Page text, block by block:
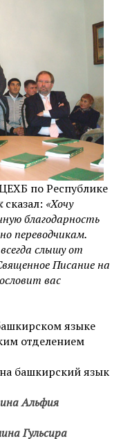
по Республике
сказал: «Хочу
благодарность
переводчикам.
слышу от
Писание на
вас
языке
отделением
башкирский язык
Альфия
Гульсира